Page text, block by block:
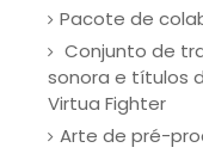
Pacote de
Conjunto de
sonora e títulos
Virtua Fighter
Arte de pré-